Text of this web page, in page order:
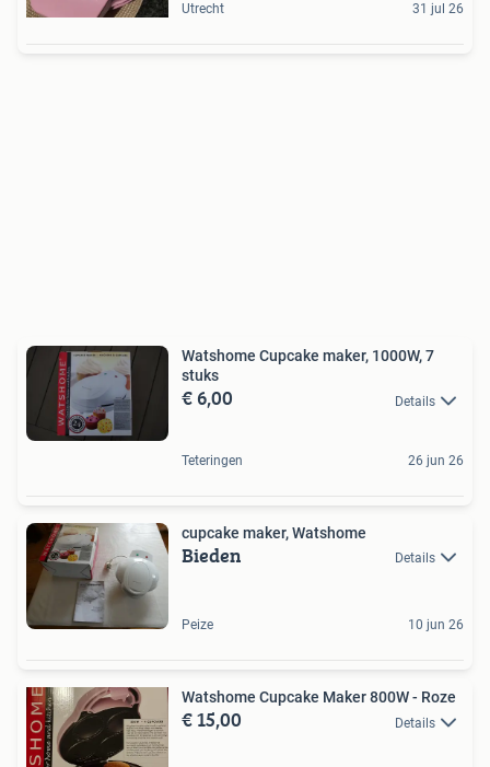
Utrecht 31 jul 26
Watshome Cupcake maker, 1000W, 7
stuks
€ 6,00 Details
Teteringen 26 jun 26
cupcake maker, Watshome
Bieden Details
Peize 10 jun 26
Watshome Cupcake Maker 800W - Roze
€ 15,00 Details